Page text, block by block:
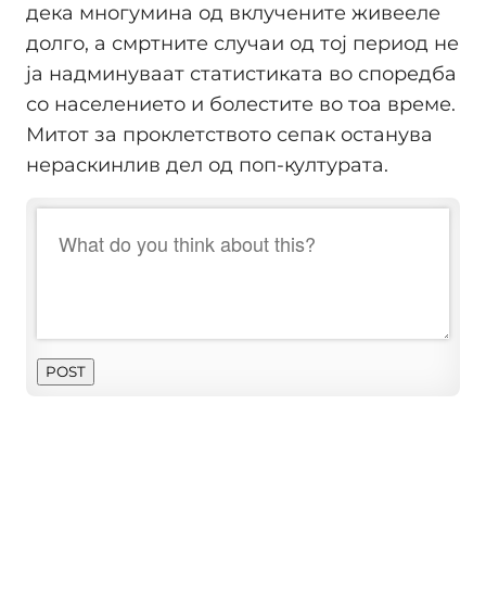
дека многумина од вклучените живееле
долго, а смртните случаи од тој период не
ја надминуваат статистиката во споредба
со населението и болестите во тоа време.
Митот за проклетството сепак останува
нераскинлив дел од поп-културата.
POST